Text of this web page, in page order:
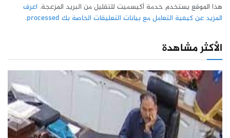
هذا الموقع يستخدم خدمة أكيسميت للتقليل من البريد المزعجة. اعرف
المزيد عن كيفية التعامل مع بيانات التعليقات الخاصة بك processed
.
الأكثر مشاهدة